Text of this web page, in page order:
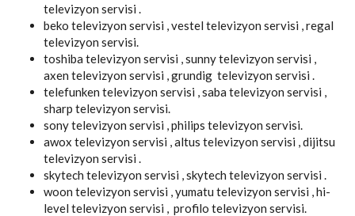
televizyon servisi .
beko televizyon servisi , vestel televizyon servisi , regal
televizyon servisi.
toshiba televizyon servisi , sunny televizyon servisi ,
axen televizyon servisi , grundig televizyon servisi .
telefunken televizyon servisi , saba televizyon servisi ,
sharp televizyon servisi.
sony televizyon servisi , philips televizyon servisi.
awox televizyon servisi , altus televizyon servisi , dijitsu
televizyon servisi .
skytech televizyon servisi , skytech televizyon servisi .
woon televizyon servisi , yumatu televizyon servisi , hi-
level televizyon servisi , profilo televizyon servisi.